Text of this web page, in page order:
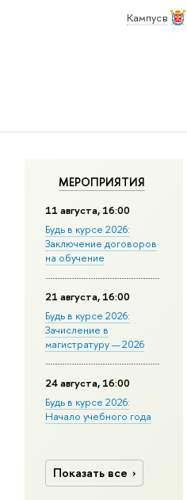
Кампус в
МЕРОПРИЯТИЯ
11 августа, 16:00
Будь в курсе 2026:
Заключение договоров
на обучение
21 августа, 16:00
Будь в курсе 2026:
Зачисление в
магистратуру — 2026
24 августа, 16:00
Будь в курсе 2026:
Начало учебного года
Показать все